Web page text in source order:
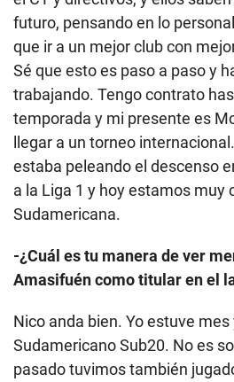
futuro, pensando en lo
que ir a un mejor club con
Sé que esto es paso a paso y
trabajando. Tengo contrato
temporada y mi presente es
llegar a un torneo
estaba peleando el descenso
a la Liga 1 y hoy estamos muy
Sudamericana.
-¿Cuál es tu manera de ver
Amasifuén como titular en el
Nico anda bien. Yo estuve
Sudamericano Sub20. No es
pasado tuvimos también